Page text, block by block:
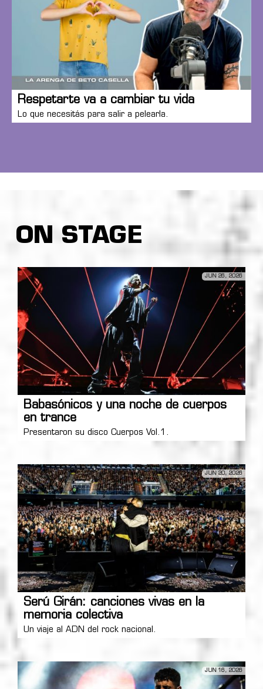
Respetarte va a cambiar tu vida
Lo que necesitás para salir a pelearla.
ON STAGE
JUN 26, 2026
Babasónicos y una noche de cuerpos
en trance
Presentaron su disco Cuerpos Vol.1.
JUN 20, 2026
Serú Girán: canciones vivas en la
memoria colectiva
Un viaje al ADN del rock nacional.
JUN 16, 2026